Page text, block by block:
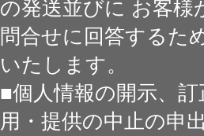
の発送並びに お客様
問合せに回答するた
いたします。
■個人情報の開示、
用・提供の中止の申